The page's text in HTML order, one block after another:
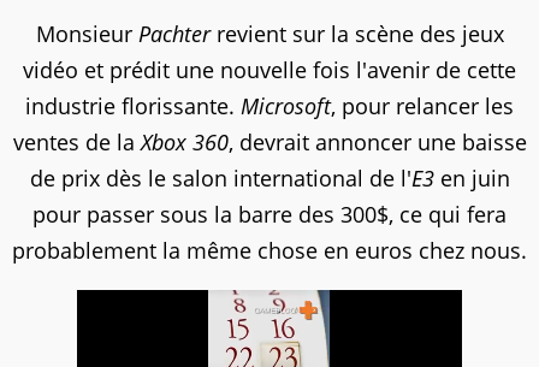
Monsieur Pachterrevient sur la scène des jeux
vidéo et prédit une nouvelle fois l'avenir de cette
industrie florissante. Microsoft, pour relancer les
ventes de laXbox 360, devrait annoncer une baisse
de prix dès le salon international de l'E3en juin
pour passer sous la barre des 300$, ce qui fera
probablement la même chose en euros chez nous.